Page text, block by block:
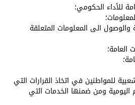
للأداء الحكومي؛
والوصول الى المعلومات المتعلقة
العامة؛
للمواطنين في اتخاذ القرارات التي
ومن ضمنها الخدمات التي